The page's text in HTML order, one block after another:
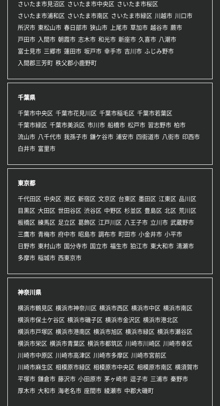
さいたま市見沼区
さいたま市中央区
さいたま市桜区
さいたま市浦和区
さいたま市南区 さいたま市緑区 川越市 川口市
所沢市 東松山市 春日部市 狭山市 上尾市 草加市 越谷市 蕨市
戸田市 入間市 朝霞市 志木市 和光市 新座市 久喜市 八潮市
富士見市 三郷市 蓮田市 坂戸市 幸手市 吉川市 ふじみ野市
入間郡三芳町 秩父郡小鹿野町
千葉県
千葉市中央区 千葉市花見川区 千葉市稲毛区 千葉市若葉区
千葉市緑区 千葉市美浜区 市川市 船橋市 松戸市 習志野市 柏市
流山市 八千代市 我孫子市 鎌ケ谷市 浦安市 四街道市 八街市 印西市
白井市 富里市
東京都
千代田区 中央区 港区 新宿区 文京区 台東区 墨田区 江東区 品川区
目黒区 大田区 世田谷区 渋谷区 中野区 杉並区 豊島区 北区 荒川区
板橋区 練馬区 足立区 葛飾区 江戸川区 八王子市 立川市 武蔵野市
三鷹市 青梅市 府中市 昭島市 調布市 町田市 小金井市 小平市
日野市 東村山市 国分寺市 国立市 福生市 狛江市 東大和市 清瀬市
多摩市 稲城市 西東京市
神奈川県
横浜市鶴見区 横浜市神奈川区 横浜市西区 横浜市中区 横浜市南区
横浜市保土ケ谷区 横浜市磯子区 横浜市金沢区 横浜市港北区
横浜市戸塚区 横浜市港南区 横浜市旭区 横浜市緑区 横浜市瀬谷区
横浜市栄区 横浜市青葉区 横浜市都筑区 川崎市川崎区 川崎市幸区
川崎市中原区 川崎市高津区 川崎市多摩区 川崎市宮前区
川崎市麻生区 相模原市緑区 相模原市中央区 相模原市南区 横須賀市
平塚市 鎌倉市 藤沢市 小田原市 茅ヶ崎市 逗子市 三浦市 秦野市
厚木市 大和市 海老名市 座間市 綾瀬市 中郡大磯町